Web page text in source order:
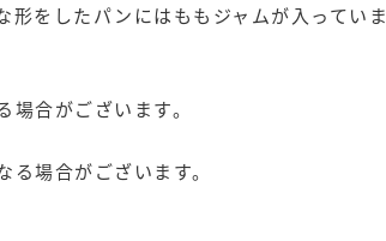
をしたパンにはももジャムが入ってい
合がございます。
場合がございます。